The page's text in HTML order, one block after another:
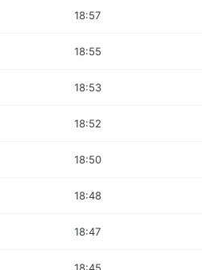
18:57
18:55
18:53
18:52
18:50
18:48
18:47